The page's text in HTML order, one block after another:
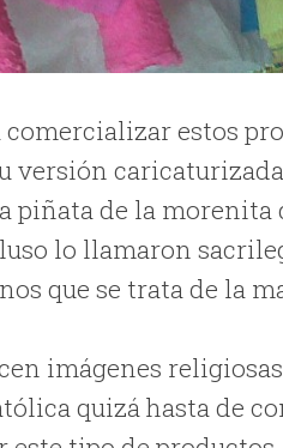
comercializar estos
versión
piñata de la morenita
lo llamaron
que se trata de la
imágenes
quizá hasta de